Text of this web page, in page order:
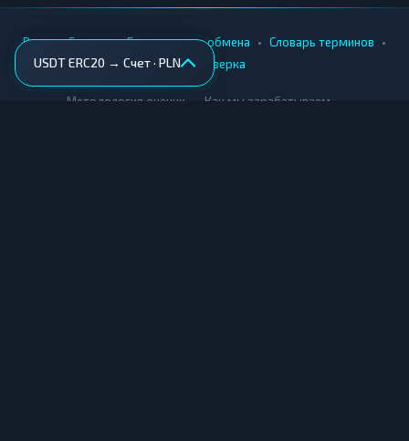
USDT ERC20 → Счет · PLN
Вики • Города • Безопасность обмена • Словарь терминов •
AML-проверка
Методология оценки Как мы зарабатываем